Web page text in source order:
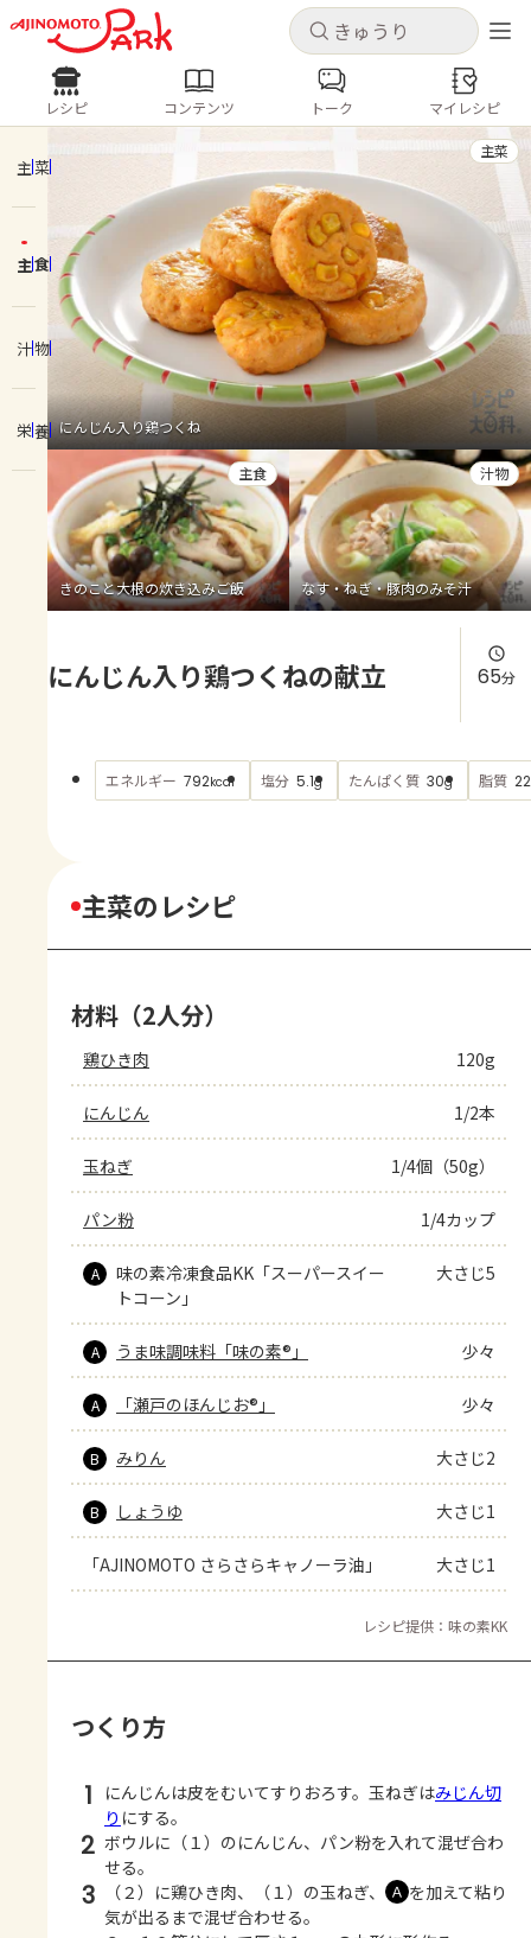
キャンセル
ログインするとレシピを保存できます
新規登録
ホーム
コンテンツ
レシピ
トーク
よくあるお問い合わせ
お買い物
AJINOMOTO PARK とは
キャンセル
レシピ コンテンツ
人気の食材・レシピ
きゅうり なす トマト
とうもろこし
ピーマン
みょうが ゴーヤ
レシピ コンテンツ トーク マイレシピ
主菜
主食
汁物
栄養 にんじん入り鶏つくね
主菜
きのこと大根の炊き込みご飯
主食
なす・ねぎ・豚肉のみそ汁
汁物
にんじん入り鶏つくねの献立 65分
エネルギー 792kcal 塩分 5.1g たんぱく質 30g 脂質
主菜のレシピ
材料（2人分）
鶏ひき肉 120g
にんじん 1/2本
玉ねぎ 1/4個（50g）
パン粉 1/4カップ
A
味の素冷凍食品KK「スーパースイー
トコーン」
大さじ5
A うま味調味料「味の素®」 少々
A 「瀬戸のほんじお®」 少々
B みりん 大さじ2
B しょうゆ 大さじ1
「AJINOMOTO さらさらキャノーラ油」 大さじ1
レシピ提供：味の素KK
つくり方
1 にんじんは皮をむいてすりおろす。玉ねぎはみじん切
り にする。
2 ボウルに（１）のにんじん、パン粉を入れて混ぜ合わ
せる。
3 （２）に鶏ひき肉、（１）の玉ねぎ、 Ａ を加えて粘り
気が出るまで混ぜ合わせる。